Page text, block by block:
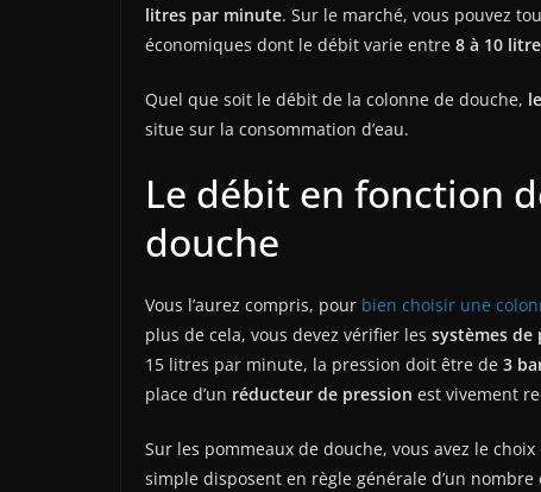
litres par minute. Sur le marché, vous pouvez
économiques dont le débit varie entre 8 à 10
Quel que soit le débit de la colonne de douche,
situe sur la consommation d’eau.
Le débit en fonction
douche
Vous l’aurez compris, pour bien choisir une
plus de cela, vous devez vérifier les systèmes de
15 litres par minute, la pression doit être de 3
place d’un réducteur de pression est vivement
Sur les pommeaux de douche, vous avez le choix
simple disposent en règle générale d’un